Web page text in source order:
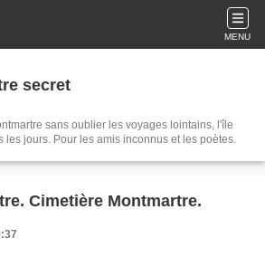
MENU
secret
sans oublier les voyages lointains, l'île
les jours. Pour les amis inconnus et les poètes.
Cimetière Montmartre.